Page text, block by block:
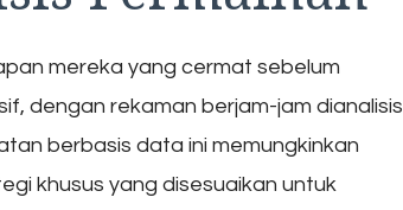
mereka yang cermat sebelum
dengan rekaman berjam-jam dianalisis
berbasis data ini memungkinkan
khusus yang disesuaikan untuk